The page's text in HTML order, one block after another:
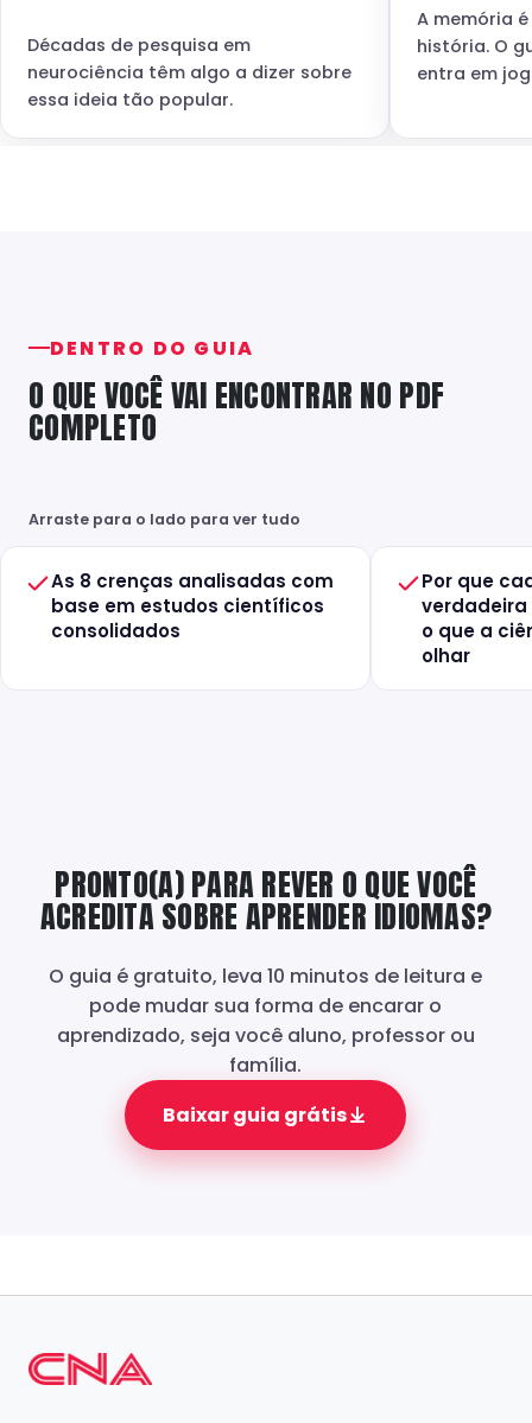
Décadas de pesquisa em
neurociência têm algo a dizer sobre
essa ideia tão popular.
A memória
história. O
entra em
DENTRO DO GUIA
O QUE VOCÊ VAI ENCONTRAR NO PDF
COMPLETO
Arraste para o lado para ver tudo
As 8 crenças analisadas com
base em estudos científicos
consolidados
Por que
verdadeira
o que a
olhar
PRONTO(A) PARA REVER O QUE VOCÊ
ACREDITA SOBRE APRENDER IDIOMAS?
O guia é gratuito, leva 10 minutos de leitura e
pode mudar sua forma de encarar o
aprendizado, seja você aluno, professor ou
família.
Baixar guia grátis